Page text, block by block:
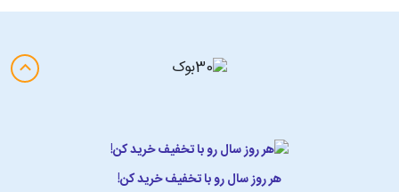
هر روز سال رو با تخفیف خرید کن!